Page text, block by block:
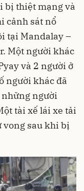
bị thiệt mạng và
cảnh sát nổ
tại Mandalay –
Một người khác
và 2 người ở
người khác đã
người
tài xế lái xe tải
vong sau khi bị